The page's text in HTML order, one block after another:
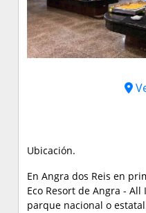
Ubicación.
En Angra dos Reis en
Eco Resort de Angra -
parque nacional o